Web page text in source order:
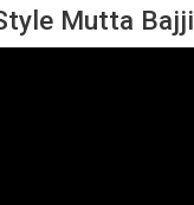
Mutta Bajji